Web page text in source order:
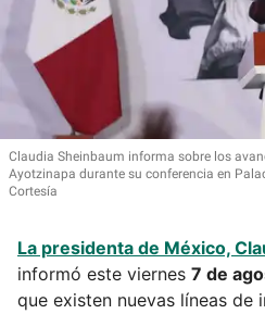
Claudia Sheinbaum informa sobre los
Ayotzinapa durante su conferencia en
Cortesía
La presidenta de México,
informó este viernes 7 de
que existen nuevas líneas de